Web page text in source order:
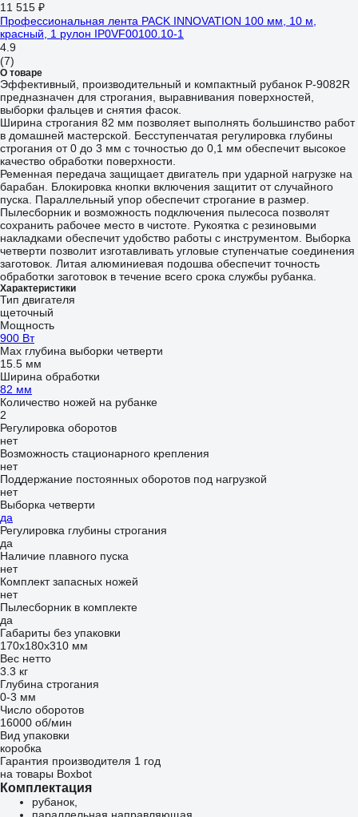
11 515 ₽
Профессиональная лента PACK INNOVATION 100 мм, 10 м,
красный, 1 рулон IP0VF00100.10-1
4.9
(7)
О товаре
Эффективный, производительный и компактный рубанок P-9082R
предназначен для строгания, выравнивания поверхностей,
выборки фальцев и снятия фасок.
Ширина строгания 82 мм позволяет выполнять большинство работ
в домашней мастерской. Бесступенчатая регулировка глубины
строгания от 0 до 3 мм с точностью до 0,1 мм обеспечит высокое
качество обработки поверхности.
Ременная передача защищает двигатель при ударной нагрузке на
барабан. Блокировка кнопки включения защитит от случайного
пуска. Параллельный упор обеспечит строгание в размер.
Пылесборник и возможность подключения пылесоса позволят
сохранить рабочее место в чистоте. Рукоятка с резиновыми
накладками обеспечит удобство работы с инструментом. Выборка
четверти позволит изготавливать угловые ступенчатые соединения
заготовок. Литая алюминиевая подошва обеспечит точность
обработки заготовок в течение всего срока службы рубанка.
Характеристики
Тип двигателя
щеточный
Мощность
900 Вт
Мах глубина выборки четверти
15.5 мм
Ширина обработки
82 мм
Количество ножей на рубанке
2
Регулировка оборотов
нет
Возможность стационарного крепления
нет
Поддержание постоянных оборотов под нагрузкой
нет
Выборка четверти
да
Регулировка глубины строгания
да
Наличие плавного пуска
нет
Комплект запасных ножей
нет
Пылесборник в комплекте
да
Габариты без упаковки
170х180х310 мм
Вес нетто
3.3 кг
Глубина строгания
0-3 мм
Число оборотов
16000 об/мин
Вид упаковки
коробка
Гарантия производителя 1 год
на товары Boxbot
Комплектация
рубанок,